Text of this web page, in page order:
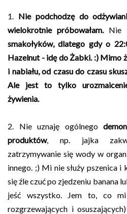
1. Nie podchodzę do
wielokrotnie próbowałam. Nie
smakołyków, dlatego gdy o
Hazelnut - idę do Żabki. :) Mimo
i nabiału, od czasu do czasu
Ale jest to tylko
żywienia.
2. Nie uznaję ogólnego
produktów, np. jajka
zatrzymywanie się wody w
innego. ;) Mi nie służy pszenica i
się źle czuć po zjedzeniu banana
jeść wszystko. Jem to, co
rozgrzewających i